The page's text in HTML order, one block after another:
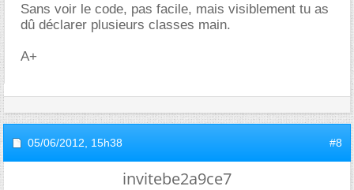
Sans voir le code, pas facile, mais visiblement tu as
dû déclarer plusieurs classes main.
A+
05/06/2012, 15h38 #8
invitebe2a9ce7